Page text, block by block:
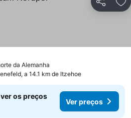
Partilhar
da Alemanha
a 14.1 km de Itzehoe
os preços
Ver preços